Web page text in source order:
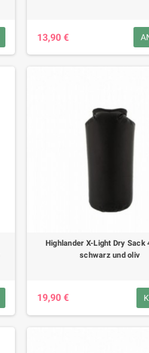
13,90 €
Highlander X-Light Dry Sack
schwarz und oliv
19,90 €